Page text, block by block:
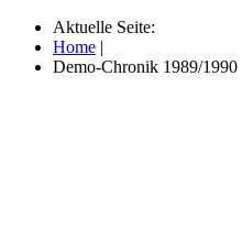
Aktuelle Seite:
Home |
Demo-Chronik 1989/1990